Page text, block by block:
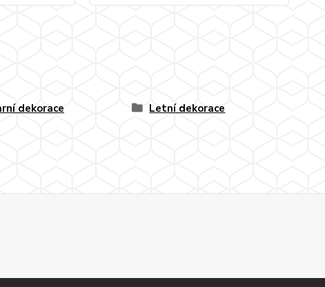
dekorace
Letní dekorace